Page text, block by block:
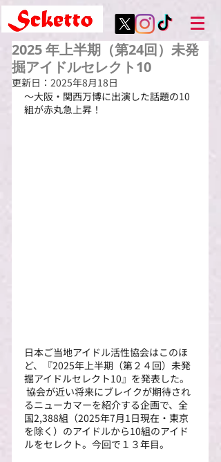
2025 年上半期（第24回）未発
掘アイドルセレクト10
更新日： 2025年8月18日
〜大阪・関西万博に出演した話題の10
組が赤丸急上昇！
日本ご当地アイドル活性協会はこのほ
ど、『2025年上半期（第２４回）未発
掘アイドルセレクト10』を発表した。
協会が近い将来にブレイクが期待され
るニューカマーを紹介する企画で、全
国2,388組（2025年7月1日現在・東京
を除く）のアイドルから10組のアイド
ルをセレクト。今回で１３年目。